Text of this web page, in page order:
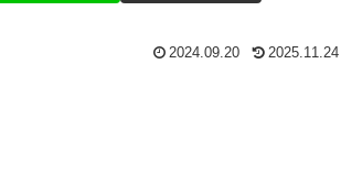
2024.09.20 2025.11.24